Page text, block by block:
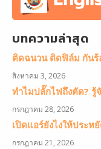
บทความล่าสุด
ติดฉนวน ติดฟิล์ม กันร้
สิงหาคม 3, 2026
ทำไมปลั๊กไฟถึงตัด? รู้
กรกฎาคม 28, 2026
เปิดแอร์ยังไงให้ประห
กรกฎาคม 21, 2026